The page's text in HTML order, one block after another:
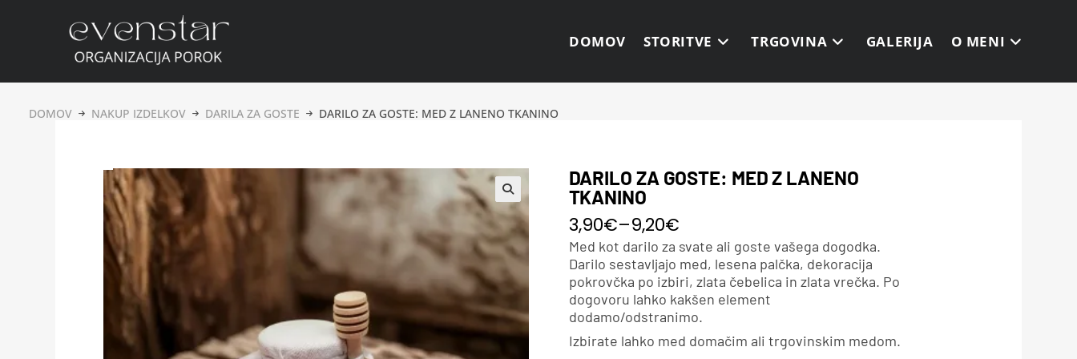
DOMOV STORITVE TRGOVINA GALERIJA O MENI
DOMOV NAKUP IZDELKOV DARILA ZA GOSTE DARILO ZA GOSTE: MED Z LANENO TKANINO
DARILO ZA GOSTE: MED Z LANENO
TKANINO
3,90€–9,20€
Med kot darilo za svate ali goste vašega dogodka.
Darilo sestavljajo med, lesena palčka, dekoracija
pokrovčka po izbiri, zlata čebelica in zlata vrečka. Po
dogovoru lahko kakšen element
dodamo/odstranimo.
Izbirate lahko med domačim ali trgovinskim medom.